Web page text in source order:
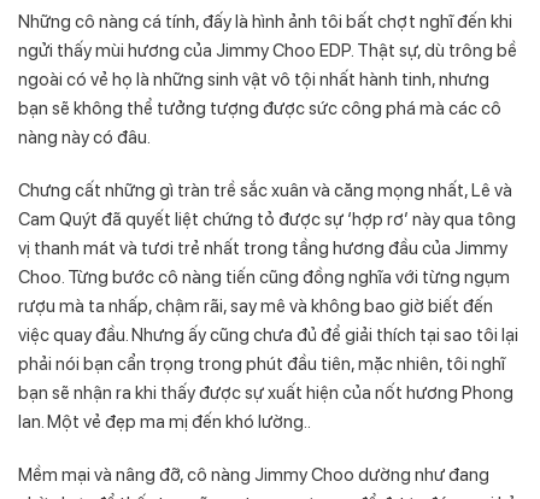
Những cô nàng cá tính, đấy là hình ảnh tôi bất chợt nghĩ đến khi
ngửi thấy mùi hương của Jimmy Choo EDP. Thật sự, dù trông bề
ngoài có vẻ họ là những sinh vật vô tội nhất hành tinh, nhưng
bạn sẽ không thể tưởng tượng được sức công phá mà các cô
nàng này có đâu.
Chưng cất những gì tràn trề sắc xuân và căng mọng nhất, Lê và
Cam Quýt đã quyết liệt chứng tỏ được sự ‘hợp rơ’ này qua tông
vị thanh mát và tươi trẻ nhất trong tầng hương đầu của Jimmy
Choo. Từng bước cô nàng tiến cũng đồng nghĩa với từng ngụm
rượu mà ta nhấp, chậm rãi, say mê và không bao giờ biết đến
việc quay đầu. Nhưng ấy cũng chưa đủ để giải thích tại sao tôi lại
phải nói bạn cẩn trọng trong phút đầu tiên, mặc nhiên, tôi nghĩ
bạn sẽ nhận ra khi thấy được sự xuất hiện của nốt hương Phong
lan. Một vẻ đẹp ma mị đến khó lường..
Mềm mại và nâng đỡ, cô nàng Jimmy Choo dường như đang